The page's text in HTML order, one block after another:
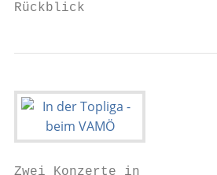
Rückblick
Zwei Konzerte in